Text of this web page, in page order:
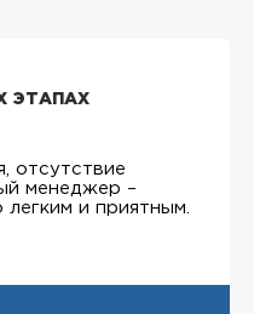
ЭТАПАХ
отсутствие
менеджер –
и приятным.